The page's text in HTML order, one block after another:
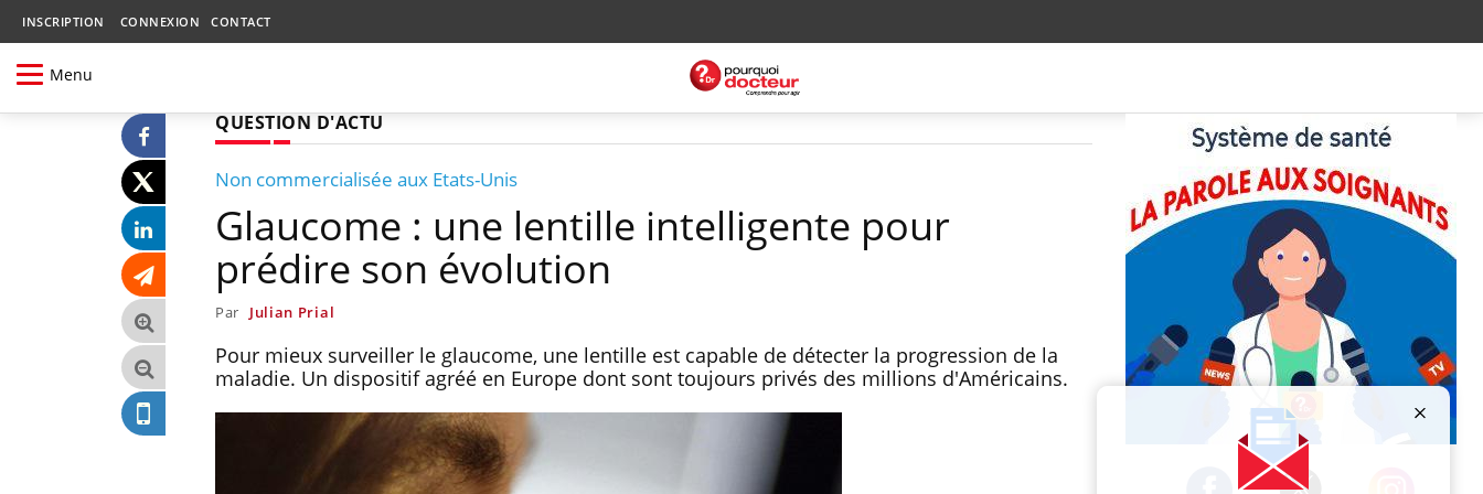
INSCRIPTION CONNEXION CONTACT
Menu
QUESTION D'ACTU
Non commercialisée aux Etats-Unis
Glaucome : une lentille intelligente pour
prédire son évolution
Par Julian Prial
Pour mieux surveiller le glaucome, une lentille est capable de détecter la progression de la
maladie. Un dispositif agréé en Europe dont sont toujours privés des millions d'Américains.